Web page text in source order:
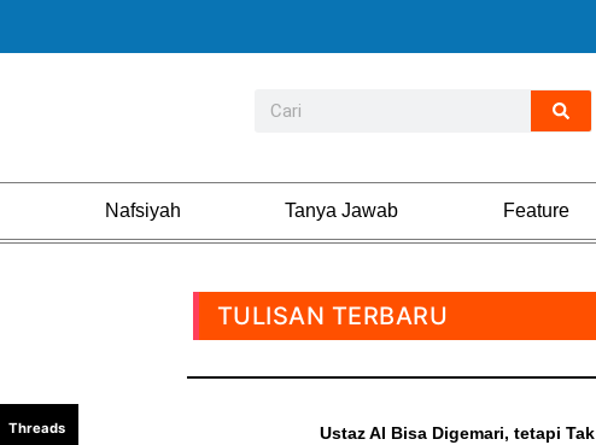
Nafsiyah Tanya Jawab Feature
Threads
TULISAN TERBARU
Ustaz AI Bisa Digemari, tetapi Tak